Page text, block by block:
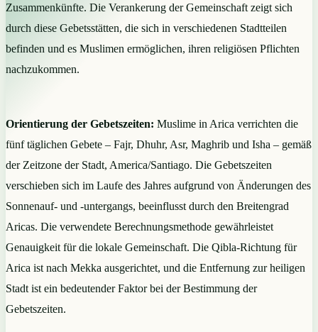
Zusammenkünfte. Die Verankerung der Gemeinschaft zeigt sich
durch diese Gebetsstätten, die sich in verschiedenen Stadtteilen
befinden und es Muslimen ermöglichen, ihren religiösen Pflichten
nachzukommen.
Orientierung der Gebetszeiten: Muslime in Arica verrichten die
fünf täglichen Gebete – Fajr, Dhuhr, Asr, Maghrib und Isha – gemäß
der Zeitzone der Stadt, America/Santiago. Die Gebetszeiten
verschieben sich im Laufe des Jahres aufgrund von Änderungen des
Sonnenauf- und -untergangs, beeinflusst durch den Breitengrad
Aricas. Die verwendete Berechnungsmethode gewährleistet
Genauigkeit für die lokale Gemeinschaft. Die Qibla-Richtung für
Arica ist nach Mekka ausgerichtet, und die Entfernung zur heiligen
Stadt ist ein bedeutender Faktor bei der Bestimmung der
Gebetszeiten.